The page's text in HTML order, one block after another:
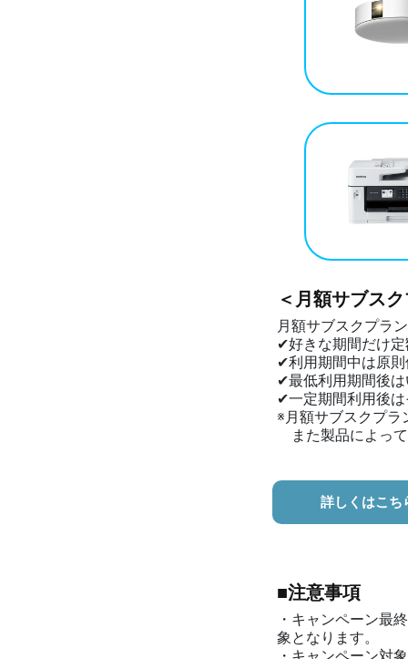
＜月額サブス
月額サブスクプラ
✔好きな期間だけ
✔利用期間中は原
✔最低利用期間後
✔一定期間利用後
※月額サブスクプラ
また製品によっ
詳しくはこち
■注意事項
・キャンペーン最
象となります。
・キャンペーン対